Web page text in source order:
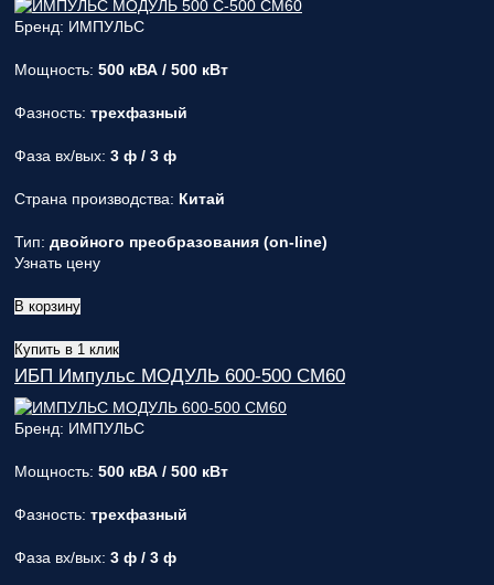
Бренд: ИМПУЛЬС
Мощность: 500 кВА / 500 кВт
Фазность: трехфазный
Фаза вх/вых: 3 ф / 3 ф
Страна производства: Китай
Тип: двойного преобразования (on-line)
Узнать цену
В корзину
Купить в 1 клик
ИБП Импульс МОДУЛЬ 600-500 СМ60
Бренд: ИМПУЛЬС
Мощность: 500 кВА / 500 кВт
Фазность: трехфазный
Фаза вх/вых: 3 ф / 3 ф